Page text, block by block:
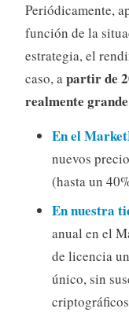
a
d
i
n
Periódicamente,
función de la
estrategia, el
caso, apartir de
realmente
En el
nuevos
(hasta un
En nuestra
anual en el
de licencia
único, sin